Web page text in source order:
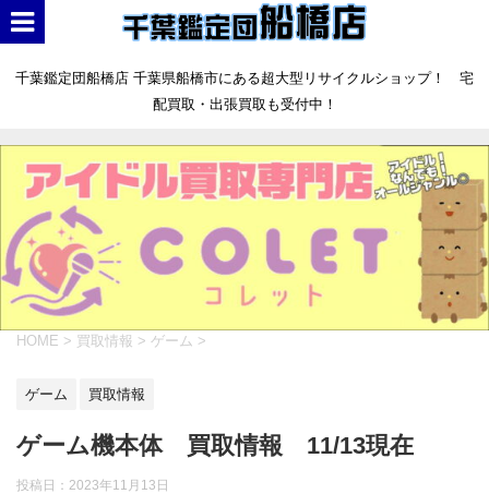
千葉鑑定団船橋店 千葉県船橋市にある超大型リサイクルショップ！ 宅
配買取・出張買取も受付中！
HOME > 買取情報 > ゲーム >
ゲーム 買取情報
ゲーム機本体 買取情報 11/13現在
投稿日： 2023年11月13日